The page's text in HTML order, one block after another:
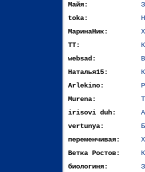
Майя:
toka:
МаринаНик:
ТТ:
websad:
Наталья15:
Arlekino:
Murena:
irisovi duh:
vertunya:
переменчивая:
Ветка Ростов:
биологиня: